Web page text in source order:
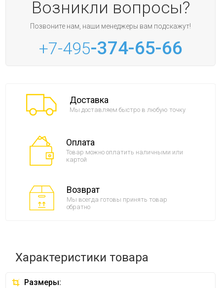
Возникли вопросы?
Позвоните нам, наши менеджеры вам подскажут!
+7-495-374-65-66
Доставка
Мы доставляем быстро в любую точку
Оплата
Товар можно оплатить наличными или
картой
Возврат
Мы всегда готовы принять товар
обратно
Характеристики товара
Размеры: